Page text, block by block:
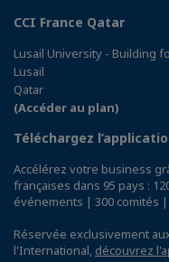
CCI France Qatar
Lusail University - Building
Lusail
Qatar
(Accéder au plan)
Téléchargez
Accélérez votre business
françaises dans 95 pays :
événements | 300 comités
Réservée exclusivement
l'International, découvrez